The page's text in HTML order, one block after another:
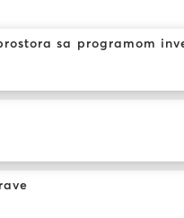
sa programom